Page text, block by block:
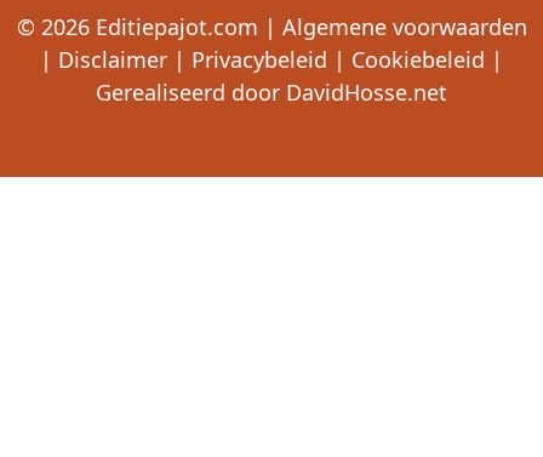
© 2026 Editiepajot.com | Algemene voorwaarden
| Disclaimer | Privacybeleid | Cookiebeleid |
Gerealiseerd door DavidHosse.net